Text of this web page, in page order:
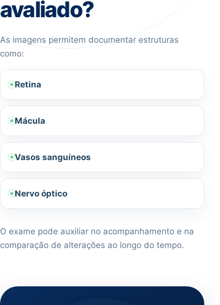
avaliado?
As imagens permitem documentar estruturas
como:
Retina
Mácula
Vasos sanguíneos
Nervo óptico
O exame pode auxiliar no acompanhamento e na
comparação de alterações ao longo do tempo.